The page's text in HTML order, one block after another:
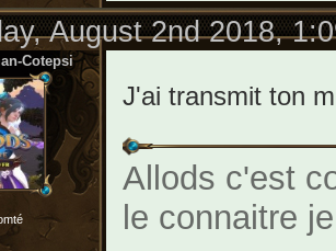
August 2nd 2018,
Cotepsi
J'ai transmit ton
Allods c'est
le connaitre